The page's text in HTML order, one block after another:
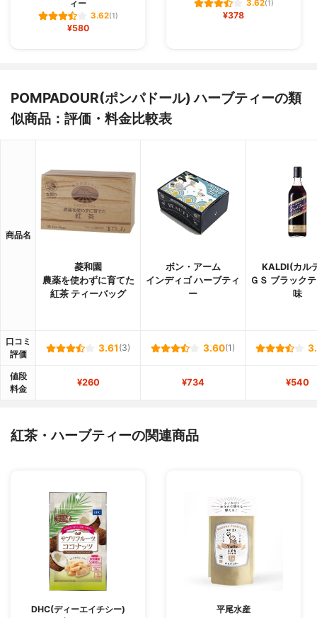
ィー
3.62(1)
¥580
3.62(1)
¥378
POMPADOUR(ポンパドール) ハーブティーの類
似商品：評価・料金比較表
商品名
菱和園
農薬を使わずに育てた
紅茶 ティーバッグ
ボン・アーム
インディゴ ハーブティ
ー
KALDI(カル
ＧＳ ブラック
味
口コミ
評価
3.61 (3) 3.60(1)
値段
料金
¥260 ¥734 ¥540
紅茶・ハーブティーの関連商品
DHC(ディーエイチシー)
平尾水産